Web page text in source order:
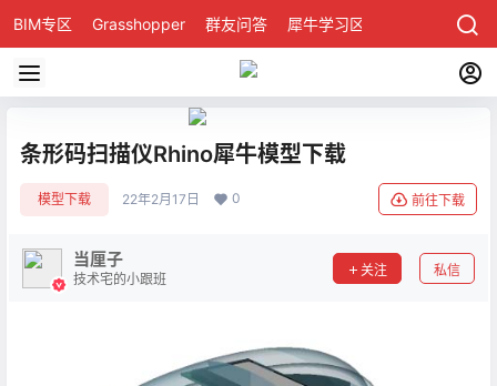
BIM专区 Grasshopper 群友问答 犀牛学习区
条形码扫描仪Rhino犀牛模型下载
模型下载 22年2月17日 0 前往下载
当厘子
技术宅的小跟班
关注 私信